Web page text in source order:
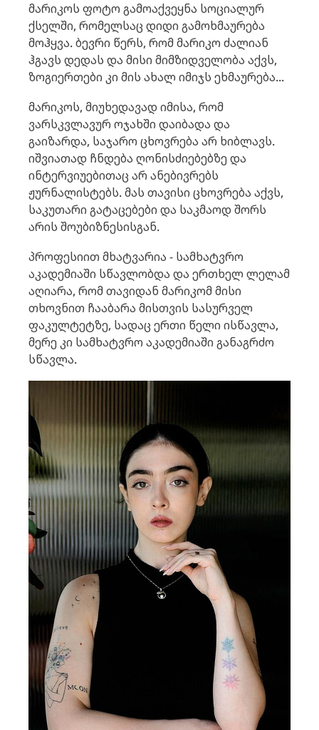
მარიკოს ფოტო გამოაქვეყნა სოციალურ
ქსელში, რომელსაც დიდი გამოხმაურება
მოჰყვა. ბევრი წერს, რომ მარიკო ძალიან
ჰგავს დედას და მისი მიმზიდველობა აქვს,
ზოგიერთები კი მის ახალ იმიჯს ეხმაურება...
მარიკოს, მიუხედავად იმისა, რომ
ვარსკვლავურ ოჯახში დაიბადა და
გაიზარდა, საჯარო ცხოვრება არ ხიბლავს.
იშვიათად ჩნდება ღონისძიებებზე და
ინტერვიუებითაც არ ანებივრებს
ჟურნალისტებს. მას თავისი ცხოვრება აქვს,
საკუთარი გატაცებები და საკმაოდ შორს
არის შოუბიზნესისგან.
პროფესიით მხატვარია - სამხატვრო
აკადემიაში სწავლობდა და ერთხელ ლელამ
აღიარა, რომ თავიდან მარიკომ მისი
თხოვნით ჩააბარა მისთვის სასურველ
ფაკულტეტზე, სადაც ერთი წელი ისწავლა,
მერე კი სამხატვრო აკადემიაში განაგრძო
სწავლა.